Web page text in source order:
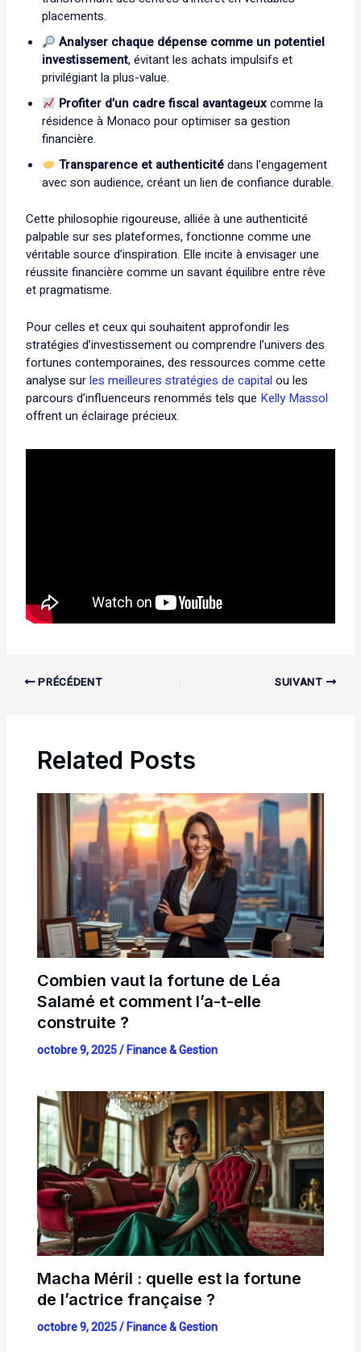
placements.
Analyser chaque dépense comme un potentiel
investissement, évitant les achats impulsifs et
privilégiant la plus-value.
Profiter d’un cadre fiscal avantageuxcomme la
résidence à Monaco pour optimiser sa gestion
financière.
Transparence et authenticitédans l’engagement
avec son audience, créant un lien de confiance durable.
Cette philosophie rigoureuse, alliée à une authenticité
palpable sur ses plateformes, fonctionne comme une
véritable source d’inspiration. Elle incite à envisager une
réussite financière comme un savant équilibre entre rêve
et pragmatisme.
Pour celles et ceux qui souhaitent approfondir les
stratégies d’investissement ou comprendre l’univers des
fortunes contemporaines, des ressources comme cette
analyse surles meilleures stratégies de capital ou les
parcours d’influenceurs renommés tels que Kelly Massol
offrent un éclairage précieux.
PRÉCÉDENT SUIVANT
Related Posts
Combien vaut la fortune de Léa
Salamé et comment l’a-t-elle
construite ?
octobre 9, 2025/Finance & Gestion
Macha Méril : quelle est la fortune
de l’actrice française ?
octobre 9, 2025/Finance & Gestion